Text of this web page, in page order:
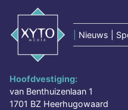
Nieuws |
Hoofdvestiging:
van Benthuizenlaan 1
1701 BZ Heerhugowaard